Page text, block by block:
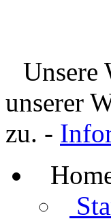
Unsere
unserer
zu. -